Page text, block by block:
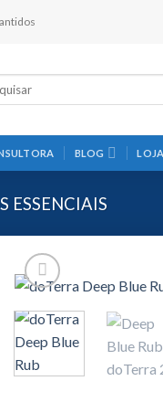
BLOG
ESSENCIAIS